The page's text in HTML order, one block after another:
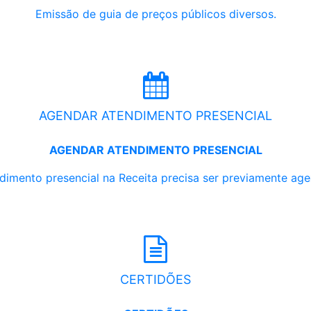
Emissão de guia de preços públicos diversos.
AGENDAR ATENDIMENTO PRESENCIAL
AGENDAR ATENDIMENTO PRESENCIAL
presencial na Receita precisa ser previamente
CERTIDÕES